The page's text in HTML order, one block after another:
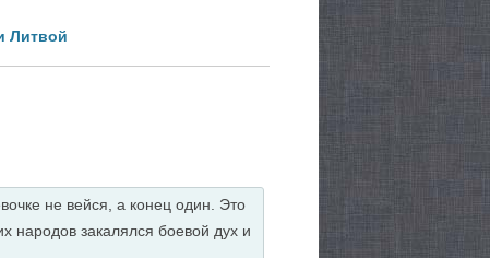
Литвой
не вейся, а конец один. Это
народов закалялся боевой дух и